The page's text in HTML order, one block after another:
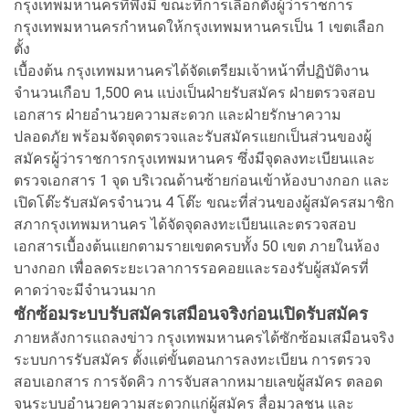
กรุงเทพมหานครที่พึงมี ขณะที่การเลือกตั้งผู้ว่าราชการ
กรุงเทพมหานครกำหนดให้กรุงเทพมหานครเป็น 1 เขตเลือก
ตั้ง
เบื้องต้น กรุงเทพมหานครได้จัดเตรียมเจ้าหน้าที่ปฏิบัติงาน
จำนวนเกือบ 1,500 คน แบ่งเป็นฝ่ายรับสมัคร ฝ่ายตรวจสอบ
เอกสาร ฝ่ายอำนวยความสะดวก และฝ่ายรักษาความ
ปลอดภัย พร้อมจัดจุดตรวจและรับสมัครแยกเป็นส่วนของผู้
สมัครผู้ว่าราชการกรุงเทพมหานคร ซึ่งมีจุดลงทะเบียนและ
ตรวจเอกสาร 1 จุด บริเวณด้านซ้ายก่อนเข้าห้องบางกอก และ
เปิดโต๊ะรับสมัครจำนวน 4 โต๊ะ ขณะที่ส่วนของผู้สมัครสมาชิก
สภากรุงเทพมหานคร ได้จัดจุดลงทะเบียนและตรวจสอบ
เอกสารเบื้องต้นแยกตามรายเขตครบทั้ง 50 เขต ภายในห้อง
บางกอก เพื่อลดระยะเวลาการรอคอยและรองรับผู้สมัครที่
คาดว่าจะมีจำนวนมาก
ซักซ้อมระบบรับสมัครเสมือนจริงก่อนเปิดรับสมัคร
ภายหลังการแถลงข่าว กรุงเทพมหานครได้ซักซ้อมเสมือนจริง
ระบบการรับสมัคร ตั้งแต่ขั้นตอนการลงทะเบียน การตรวจ
สอบเอกสาร การจัดคิว การจับสลากหมายเลขผู้สมัคร ตลอด
จนระบบอำนวยความสะดวกแก่ผู้สมัคร สื่อมวลชน และ